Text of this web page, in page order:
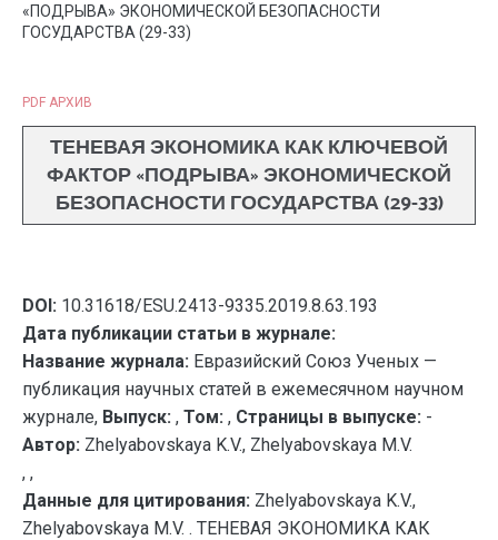
«ПОДРЫВА» ЭКОНОМИЧЕСКОЙ БЕЗОПАСНОСТИ
ГОСУДАРСТВА (29-33)
PDF АРХИВ
ТЕНЕВАЯ ЭКОНОМИКА КАК КЛЮЧЕВОЙ
ФАКТОР «ПОДРЫВА» ЭКОНОМИЧЕСКОЙ
БЕЗОПАСНОСТИ ГОСУДАРСТВА (29-33)
DOI: 10.31618/ESU.2413-9335.2019.8.63.193
Дата публикации статьи в журнале:
Название журнала: Евразийский Союз Ученых —
публикация научных статей в ежемесячном научном
журнале, Выпуск: , Том: , Страницы в выпуске: -
Автор: Zhelyabovskaya K.V., Zhelyabovskaya M.V.
, ,
Данные для цитирования: Zhelyabovskaya K.V.,
Zhelyabovskaya M.V. . ТЕНЕВАЯ ЭКОНОМИКА КАК